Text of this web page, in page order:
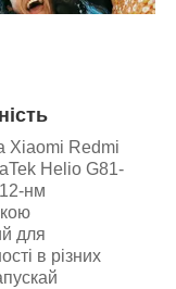
Xiaomi Redmi
Helio G81-
нм
для
в різних